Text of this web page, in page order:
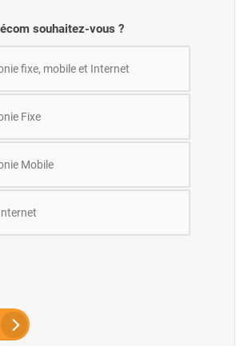
souhaitez-vous ?
fixe, mobile et Internet
Fixe
Mobile